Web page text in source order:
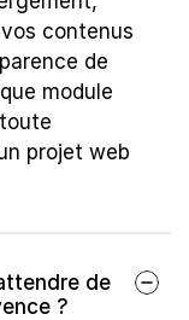
contenus
de
module
projet web
de
?